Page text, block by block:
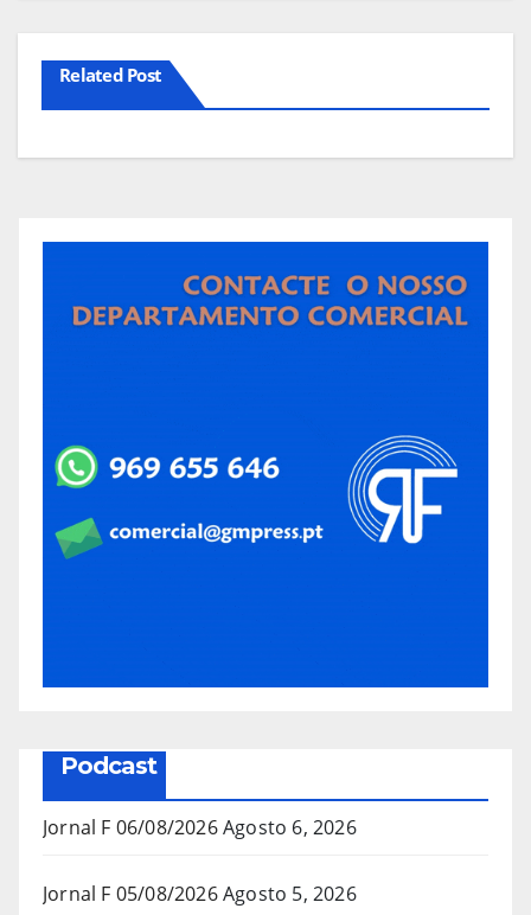
Related Post
Podcast
Jornal F 06/08/2026Agosto 6, 2026
Jornal F 05/08/2026Agosto 5, 2026